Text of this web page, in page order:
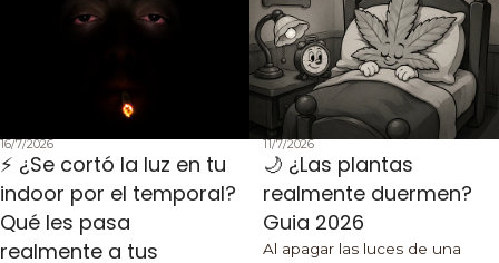
16/7/2026
⚡ ¿Se cortó la luz en tu
indoor por el temporal?
Qué les pasa
realmente a tus
11/7/2026
🌙 ¿Las plantas
realmente duermen?
Guia 2026
Al apagar las luces de una